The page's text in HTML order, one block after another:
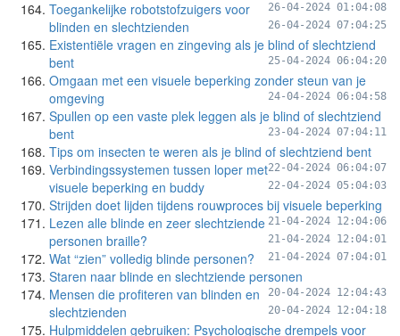
26-04-2024 01:04:08
Toegankelijke robotstofzuigers voor
blinden en slechtzienden
26-04-2024 07:04:25
Existentiële vragen en zingeving als je blind of slechtziend
bent
25-04-2024 06:04:20
Omgaan met een visuele beperking zonder steun van je
omgeving
24-04-2024 06:04:58
Spullen op een vaste plek leggen als je blind of slechtziend
bent
23-04-2024 07:04:11
Tips om insecten te weren als je blind of slechtziend bent
22-04-2024 06:04:07
Verbindingssystemen tussen loper met
visuele beperking en buddy
22-04-2024 05:04:03
Strijden doet lijden tijdens rouwproces bij visuele beperking
21-04-2024 12:04:06
Lezen alle blinde en zeer slechtziende
personen braille?
21-04-2024 12:04:01
Wat “zien” volledig blinde personen? 21-04-2024 07:04:01
Staren naar blinde en slechtziende personen
20-04-2024 12:04:43
Mensen die profiteren van blinden en
slechtzienden
20-04-2024 12:04:18
Hulpmiddelen gebruiken: Psychologische drempels voor